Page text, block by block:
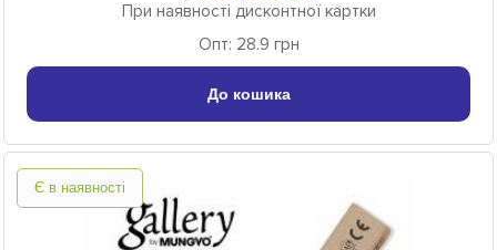
При наявності дисконтної картки
Опт: 28.9 грн
До кошика
Є в наявності